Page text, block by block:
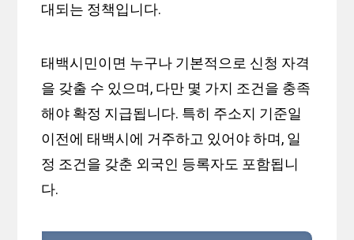
대되는 정책입니다.
태백시민이면 누구나 기본적으로 신청 자격
을 갖출 수 있으며, 다만 몇 가지 조건을 충족
해야 확정 지급됩니다. 특히 주소지 기준일
이전에 태백시에 거주하고 있어야 하며, 일
정 조건을 갖춘 외국인 등록자도 포함됩니
다.